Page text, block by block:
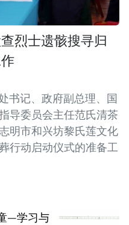
烈士遗骸搜寻归
书记、政府副总理、国
导委员会主任范氏清茶
明市和兴坊黎氏莲文化
行动启动仪式的准备工
—学习与